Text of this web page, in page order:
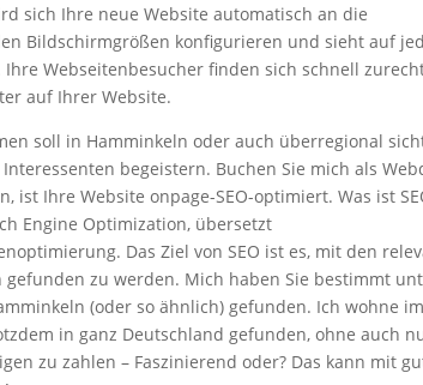
sich Ihre neue Website automatisch an die
Bildschirmgrößen konfigurieren und sieht auf
Ihre Webseitenbesucher finden sich schnell
auf Ihrer Website.
soll in Hamminkeln oder auch überregional
begeistern. Buchen Sie mich als
ist Ihre Website onpage-SEO-optimiert. Was ist
Engine Optimization, übersetzt
Das Ziel von SEO ist es, mit den
gefunden zu werden. Mich haben Sie bestimmt
(oder so ähnlich) gefunden. Ich wohne
in ganz Deutschland gefunden, ohne auch
zu zahlen – Faszinierend oder? Das kann mit